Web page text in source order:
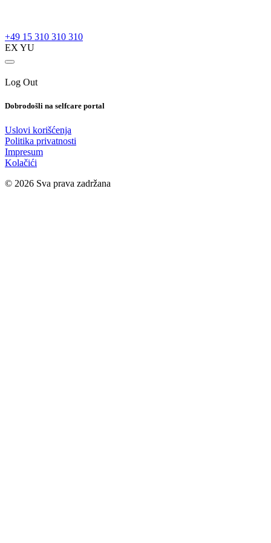
+49 15 310 310 310
EX YU
Log Out
Dobrodošli na selfcare portal
Uslovi korišćenja
Politika privatnosti
Impresum
Kolačići
© 2026 Sva prava zadržana